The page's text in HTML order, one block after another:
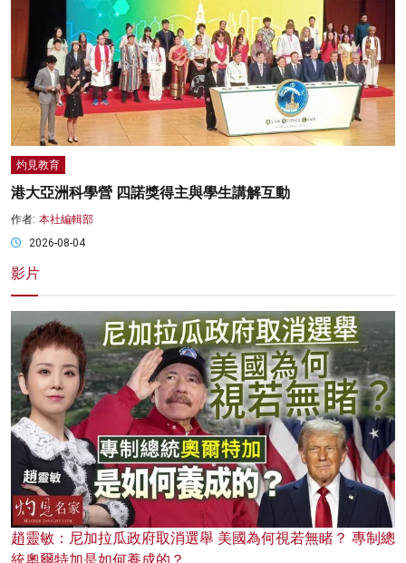
灼見教育
港大亞洲科學營 四諾獎得主與學生講解互動
作者: 本社編輯部
2026-08-04
影片
趙靈敏：尼加拉瓜政府取消選舉 美國為何視若無睹？ 專制總